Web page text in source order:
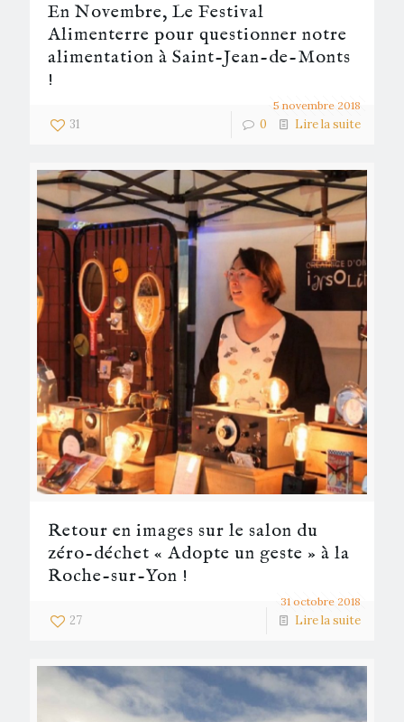
5 novembre 2018
En Novembre, Le Festival
Alimenterre pour questionner notre
alimentation à Saint-Jean-de-Monts
!
31 0 Lire la suite
31 octobre 2018
Retour en images sur le salon du
zéro-déchet « Adopte un geste » à la
Roche-sur-Yon !
27 Lire la suite